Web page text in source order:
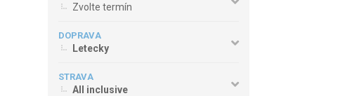
Zvolte termín
DOPRAVA
Letecky
STRAVA
All inclusive